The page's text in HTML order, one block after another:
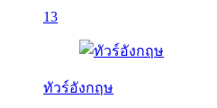
13
ทัวร์อังกฤษ